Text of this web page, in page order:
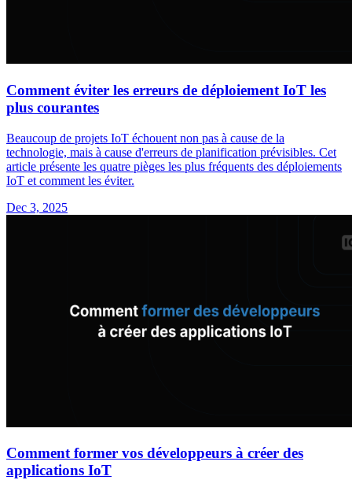
Comment éviter les erreurs de déploiement IoT les
plus courantes
Beaucoup de projets IoT échouent non pas à cause de la
technologie, mais à cause d'erreurs de planification prévisibles. Cet
article présente les quatre pièges les plus fréquents des déploiements
IoT et comment les éviter.
Dec 3, 2025
Comment former vos développeurs à créer des
applications IoT